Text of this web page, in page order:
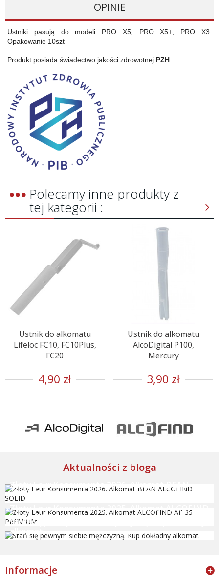
OPINIE
Ustniki pasują do modeli PRO X5, PRO X5+, PRO X3.
Opakowanie 10szt
Produkt posiada świadectwo jakości zdrowotnej PZH
Polecamy inne produkty z
tej kategorii :
Ustnik do alkomatu
Lifeloc FC10, FC10Plus,
FC20
4,90 zł
Ustnik do alkomatu
AlcoDigital P100,
Mercury
3,90 zł
Aktualności z bloga
Złoty Laur Konsumenta 2026. Alkomat BEAN
ALCOFIND SOLID
Złoty Laur Konsumenta 2025. Alkomat ALCOFIND
AF-35 PREMIUM
Stań się pewnym siebie mężczyzną. Kup dokładny
alkomat.
Informacje